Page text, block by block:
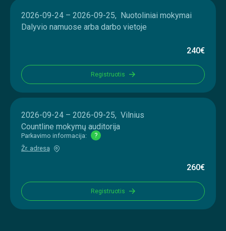
2026-09-24 – 2026-09-25, Nuotoliniai mokymai
Dalyvio namuose arba darbo vietoje
240€
Registruotis
2026-09-24 – 2026-09-25, Vilnius
Countline mokymų auditorija
Parkavimo informacija:
?
Žr. adresą
260€
Registruotis